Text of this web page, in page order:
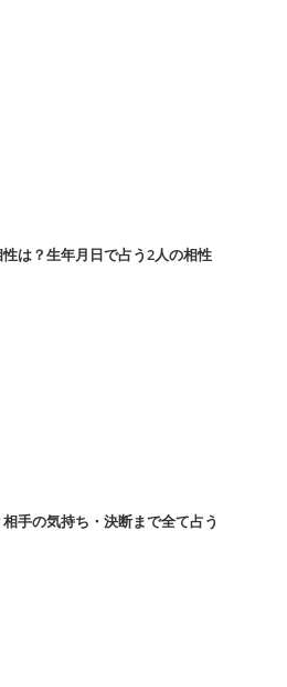
は？生年月日で占う2人の相性
手の気持ち・決断まで全て占う